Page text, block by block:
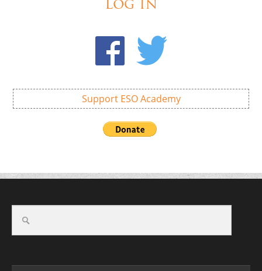
Support ESO Academy